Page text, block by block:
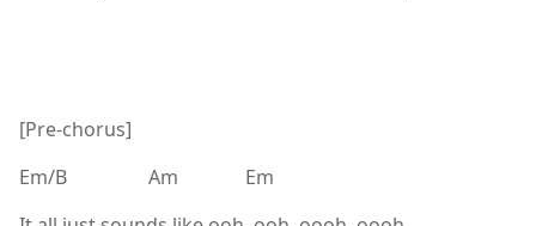
[Pre-chorus]
Em/B Am Em